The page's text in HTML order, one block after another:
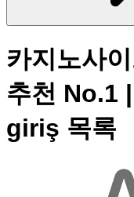
카지노사
추천 No.1
giriş 목록